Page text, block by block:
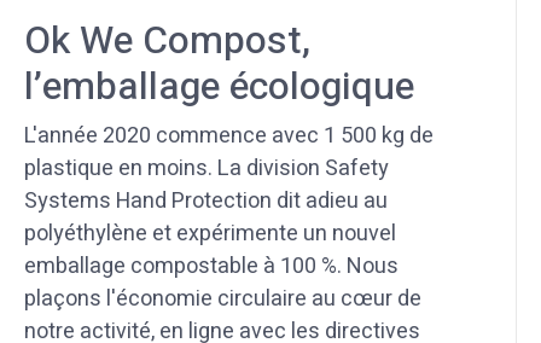
Ok We Compost,
l’emballage écologique
L'année 2020 commence avec 1 500 kg de
plastique en moins. La division Safety
Systems Hand Protection dit adieu au
polyéthylène et expérimente un nouvel
emballage compostable à 100 %. Nous
plaçons l'économie circulaire au cœur de
notre activité, en ligne avec les directives